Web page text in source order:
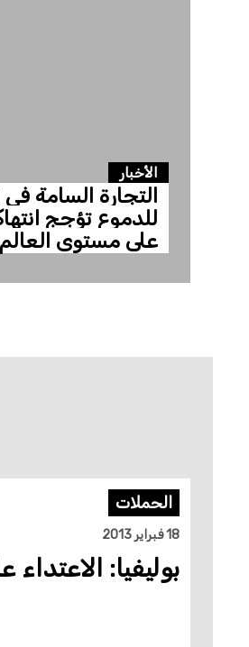
الأخبار
التجارة السامة
للدموع تؤجج
على مستوى العالم
الحملات
18 فبراير 2013
بوليفيا: